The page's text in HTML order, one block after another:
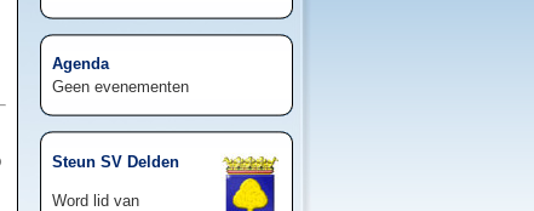
Agenda
Geen evenementen
Steun SV Delden
Word lid van